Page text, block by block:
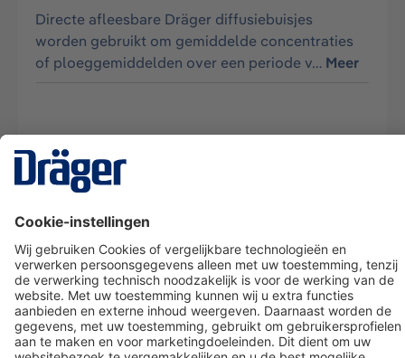
Directe afleesbare Dräger diffusiebuisjes
worden gebruikt om gemiddelde concentraties
of ploeggemiddelden over een periode v… Meer
Dräger klantenservice
Over Dräger